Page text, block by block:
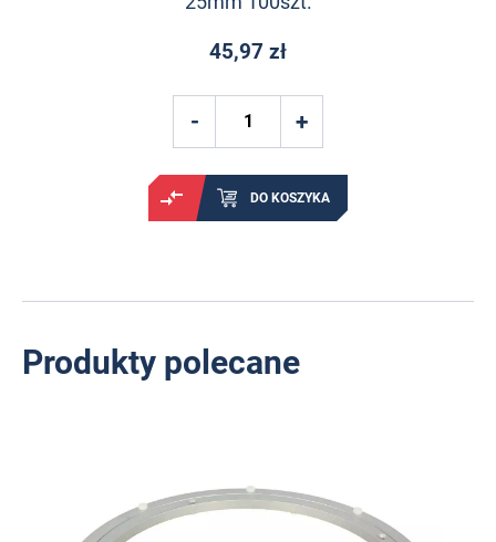
45,97 zł
DO KOSZYKA
Produkty polecane